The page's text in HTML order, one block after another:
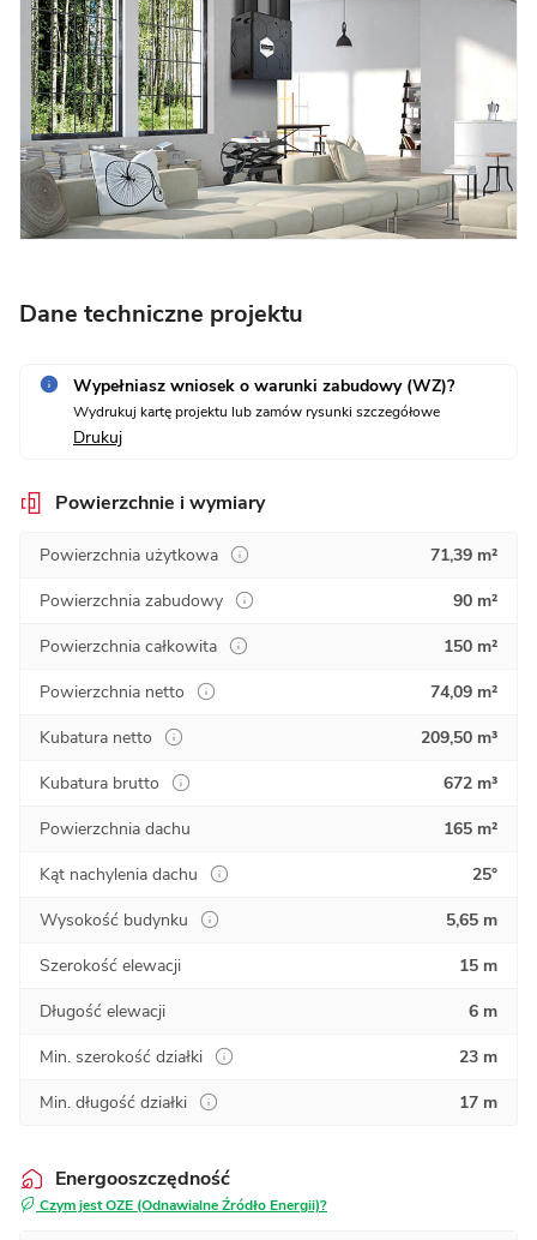
Dane techniczne projektu
Wypełniasz wniosek o warunki zabudowy (WZ)?
Wydrukuj kartę projektu lub zamów rysunki szczegółowe
Drukuj
Powierzchnie i wymiary
Powierzchnia użytkowa
71,39 m²
Powierzchnia zabudowy
90 m²
Powierzchnia całkowita
150 m²
Powierzchnia netto
74,09 m²
Kubatura netto
209,50 m³
Kubatura brutto
672 m³
Powierzchnia dachu
165 m²
Kąt nachylenia dachu
25°
Wysokość budynku
5,65 m
Szerokość elewacji
15 m
Długość elewacji
6 m
Min. szerokość działki
23 m
Min. długość działki
17 m
Energooszczędność
Czym jest OZE (Odnawialne Źródło Energii)?